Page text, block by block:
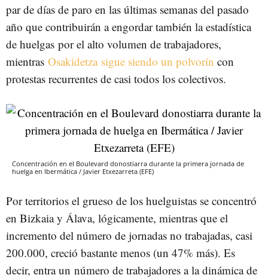
par de días de paro en las últimas semanas del pasado
año que contribuirán a engordar también la estadística
de huelgas por el alto volumen de trabajadores,
mientras Osakidetza sigue siendo un polvorín con
protestas recurrentes de casi todos los colectivos.
Concentración en el Boulevard donostiarra durante la primera jornada de
huelga en Ibermática / Javier Etxezarreta (EFE)
Por territorios el grueso de los huelguistas se concentró
en Bizkaia y Álava, lógicamente, mientras que el
incremento del número de jornadas no trabajadas, casi
200.000, creció bastante menos (un 47% más). Es
decir, entra un número de trabajadores a la dinámica de